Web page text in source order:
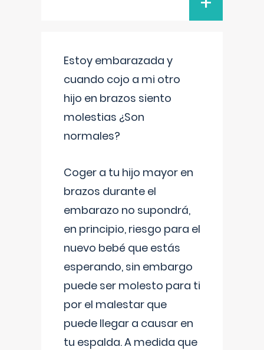
Estoy embarazada y
cuando cojo a mi otro
hijo en brazos siento
molestias ¿Son
normales?
Coger a tu hijo mayor en
brazos durante el
embarazo no supondrá,
en principio, riesgo para el
nuevo bebé que estás
esperando, sin embargo
puede ser molesto para ti
por el malestar que
puede llegar a causar en
tu espalda. A medida que